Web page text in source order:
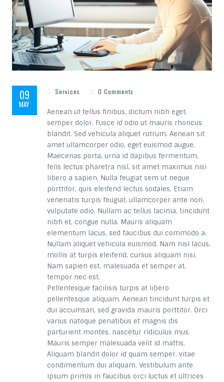
09
MAY
Services 0 Comments
Aenean ut tellus finibus, dictum nibh eget,
semper dolor. Fusce id odio ut mauris rhoncus
blandit. Sed vehicula aliquet rutrum. Aenean sit
amet ullamcorper odio, eget euismod augue.
Maecenas porta, urna id dapibus fermentum,
felis lectus pharetra nisl, sit amet maximus nisi
libero a sapien. Nulla feugiat sem ut neque
porttitor, quis eleifend lectus sodales. Etiam
venenatis turpis feugiat, ullamcorper ante non,
vulputate odio. Nullam ac tellus lacinia, tincidunt
nibh et, congue nulla. Mauris aliquam
elementum lacus, sed faucibus dui commodo a.
Nullam aliquet vehicula euismod. Nam nisl lacus,
mollis at turpis eleifend, cursus aliquam nisi.
Nam sapien est, malesuada et semper at,
tempor nec est.
Pellentesque facilisis turpis at libero
pellentesque aliquam. Aenean tincidunt turpis et
dui accumsan, sed gravida mauris porttitor. Orci
varius natoque penatibus et magnis dis
parturient montes, nascetur ridiculus mus.
Mauris semper malesuada velit id mattis.
Aliquam blandit dolor id quam semper, vitae
condimentum dui aliquam. Vestibulum ante
ipsum primis in faucibus orci luctus et ultrices